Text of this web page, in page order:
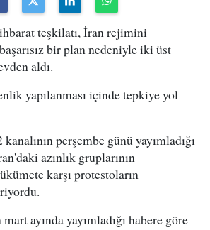
teşkilatı, İran rejimini
bir plan nedeniyle iki üst
aldı.
yapılanması içinde tepkiye yol
perşembe günü yayımladığı
azınlık gruplarının
karşı protestoların
ayında yayımladığı habere göre